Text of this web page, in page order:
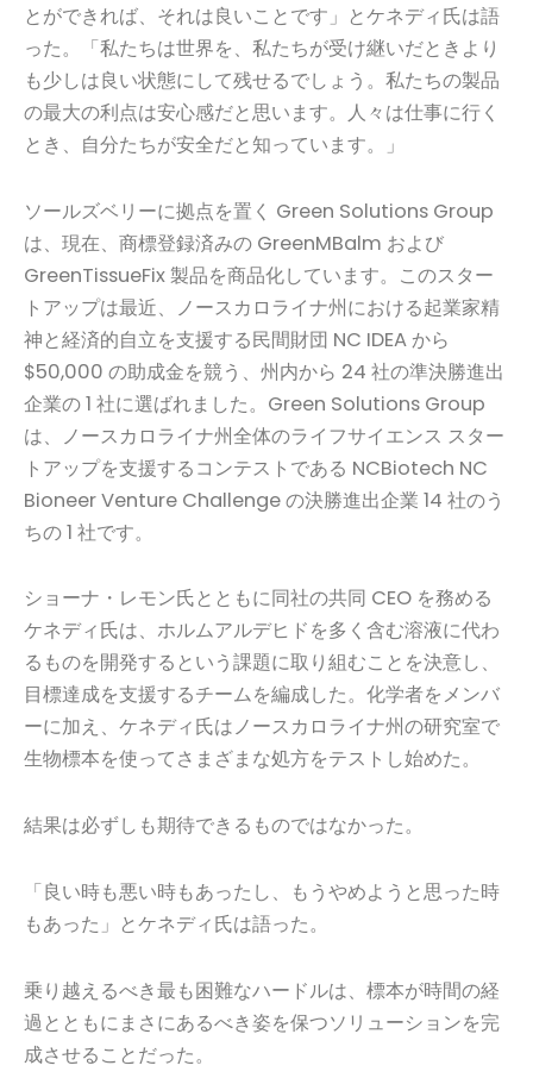
とができれば、それは良いことです」とケネディ氏は語
った。「私たちは世界を、私たちが受け継いだときより
も少しは良い状態にして残せるでしょう。私たちの製品
の最大の利点は安心感だと思います。人々は仕事に行く
とき、自分たちが安全だと知っています。」
ソールズベリーに拠点を置く Green Solutions Group
は、現在、商標登録済みの GreenMBalm および
GreenTissueFix 製品を商品化しています。このスター
トアップは最近、ノースカロライナ州における起業家精
神と経済的自立を支援する民間財団 NC IDEA から
$50,000 の助成金を競う、州内から 24 社の準決勝進出
企業の 1 社に選ばれました。Green Solutions Group
は、ノースカロライナ州全体のライフサイエンス スター
トアップを支援するコンテストである NCBiotech NC
Bioneer Venture Challenge の決勝進出企業 14 社のう
ちの 1 社です。
ショーナ・レモン氏とともに同社の共同 CEO を務める
ケネディ氏は、ホルムアルデヒドを多く含む溶液に代わ
るものを開発するという課題に取り組むことを決意し、
目標達成を支援するチームを編成した。化学者をメンバ
ーに加え、ケネディ氏はノースカロライナ州の研究室で
生物標本を使ってさまざまな処方をテストし始めた。
結果は必ずしも期待できるものではなかった。
「良い時も悪い時もあったし、もうやめようと思った時
もあった」とケネディ氏は語った。
乗り越えるべき最も困難なハードルは、標本が時間の経
過とともにまさにあるべき姿を保つソリューションを完
成させることだった。